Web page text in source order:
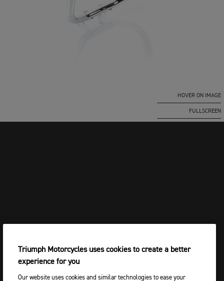
HOVER ON IMAGE
FULLSCREEN
Triumph Motorcycles uses cookies to create a better
experience for you
Our website uses cookies and similar technologies to ease your